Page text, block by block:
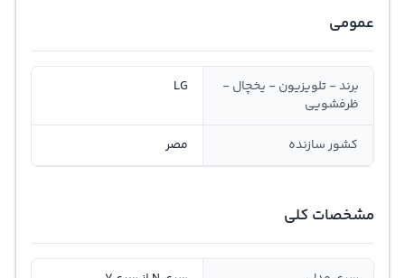
عمومی
برند - تلویزیون - یخچال -
ظرفشویی
LG
کشور سازنده مصر
مشخصات کلی